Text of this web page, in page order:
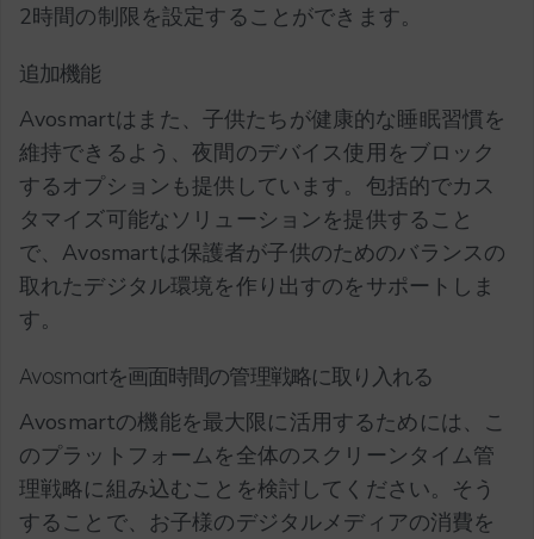
2時間の制限を設定することができます。
追加機能
Avosmartはまた、子供たちが健康的な睡眠習慣を
維持できるよう、夜間のデバイス使用をブロック
するオプションも提供しています。包括的でカス
タマイズ可能なソリューションを提供すること
で、Avosmartは保護者が子供のためのバランスの
取れたデジタル環境を作り出すのをサポートしま
す。
Avosmartを画面時間の管理戦略に取り入れる
Avosmartの機能を最大限に活用するためには、こ
のプラットフォームを全体のスクリーンタイム管
理戦略に組み込むことを検討してください。そう
することで、お子様のデジタルメディアの消費を